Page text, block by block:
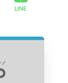
LINE